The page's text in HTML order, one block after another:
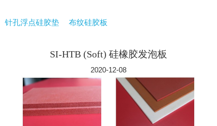
针孔浮点硅胶垫 布纹硅胶板
SI-HTB (Soft) 硅橡胶发泡板
2020-12-08